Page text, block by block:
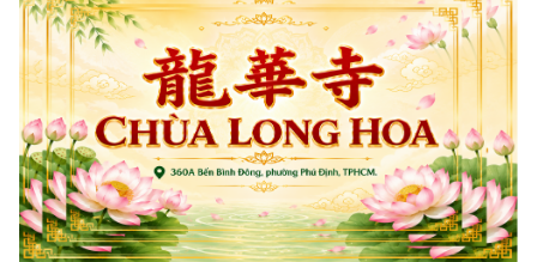
西贡解放报网版权所有
由越南新闻与传播部所属报刊局于2023年09月06日 签发第26/GP-CBC号许可
证